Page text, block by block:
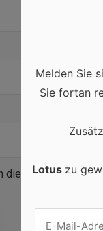
Browser
Melden Sie
Sie fortan
Lotus zu